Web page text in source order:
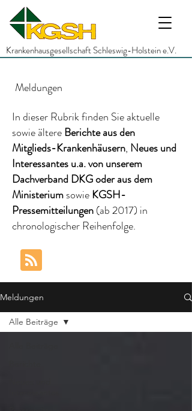
Krankenhausgesellschaft Schleswig-Holstein e.V.
Meldungen
In dieser Rubrik finden Sie aktuelle
sowie ältereBerichteaus den
Mitglieds-Krankenhäusern, Neues und
Interessantesu.a.von unserem
Dachverband DKGoder aus dem
MinisteriumsowieKGSH-
Pressemitteilungen(ab 2017) in
chronologischer Reihenfolge.
Meldungen
Alle Beiträge